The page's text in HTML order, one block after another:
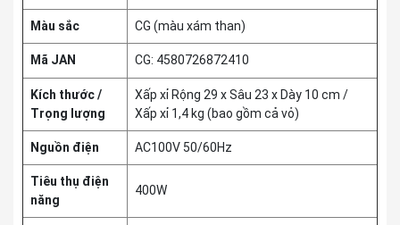
Màu sắc CG (màu xám than)
Mã JAN CG: 4580726872410
Kích thước /
Trọng lượng
Xấp xỉ Rộng 29 x Sâu 23 x Dày 10 cm /
Xấp xỉ 1,4 kg (bao gồm cả vỏ)
Nguồn điện AC100V 50/60Hz
Tiêu thụ điện
năng
400W